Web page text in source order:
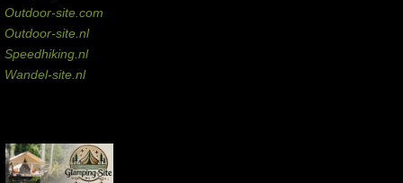
Outdoor-site.com
Outdoor-site.nl
Speedhiking.nl
Wandel-site.nl